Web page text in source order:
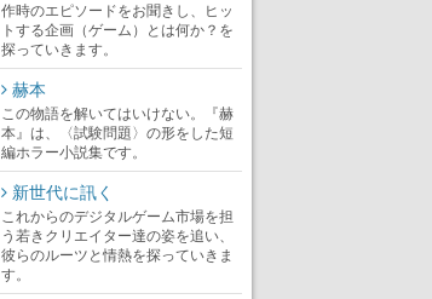
作時のエピソードをお聞きし、ヒッ
トする企画（ゲーム）とは何か？を
探っていきます。
赫本
この物語を解いてはいけない。『赫
本』は、〈試験問題〉の形をした短
編ホラー小説集です。
新世代に訊く
これからのデジタルゲーム市場を担
う若きクリエイター達の姿を追い、
彼らのルーツと情熱を探っていきま
す。